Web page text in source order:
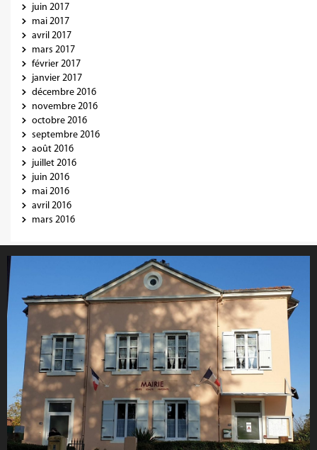
juin 2017
mai 2017
avril 2017
mars 2017
février 2017
janvier 2017
décembre 2016
novembre 2016
octobre 2016
septembre 2016
août 2016
juillet 2016
juin 2016
mai 2016
avril 2016
mars 2016